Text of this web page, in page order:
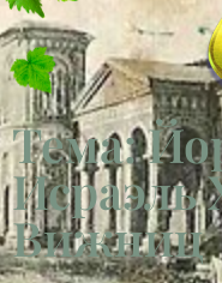
Тема:
Исраэль
Вижниц